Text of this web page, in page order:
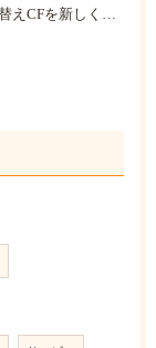
世田谷区にて床下地を張り替えCFを新しくしました。